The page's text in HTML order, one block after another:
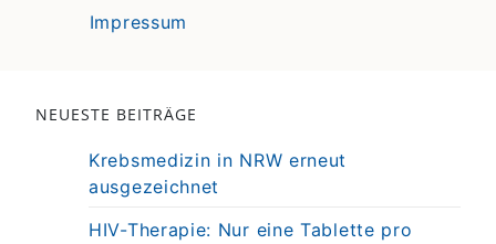
Impressum
NEUESTE BEITRÄGE
Krebsmedizin in NRW erneut
ausgezeichnet
HIV-Therapie: Nur eine Tablette pro